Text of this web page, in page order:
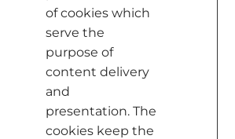
of cookies which
serve the
purpose of
content delivery
and
presentation. The
cookies keep the